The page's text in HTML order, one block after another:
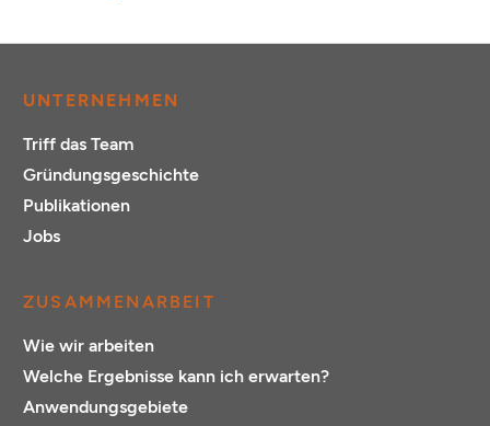
UNTERNEHMEN
Triff das Team
Gründungsgeschichte
Publikationen
Jobs
ZUSAMMENARBEIT
Wie wir arbeiten
Welche Ergebnisse kann ich erwarten?
Anwendungsgebiete